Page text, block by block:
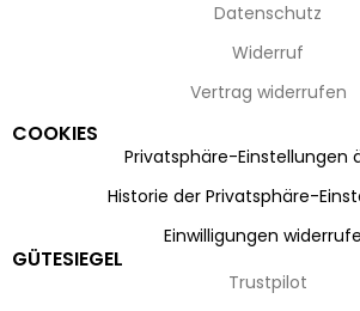
Datenschutz
Widerruf
Vertrag widerrufen
COOKIES
Privatsphäre-Einstellungen
Historie der Privatsphäre-
Einwilligungen
GÜTESIEGEL
Trustpilot